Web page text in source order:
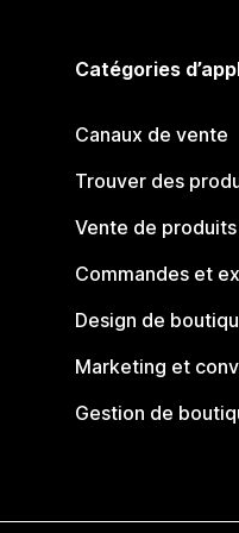
Catégories
Canaux de vente
Trouver des
Vente de produits
Commandes et
Design de
Marketing et
Gestion de